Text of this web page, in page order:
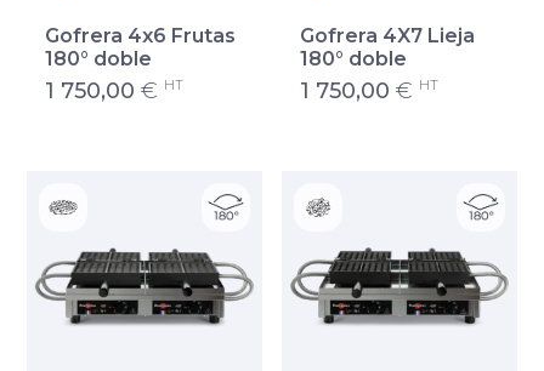
Gofrera 4x6 Frutas
180° doble
1 750,00 € HT
Gofrera 4X7 Lieja
180° doble
1 750,00 € HT